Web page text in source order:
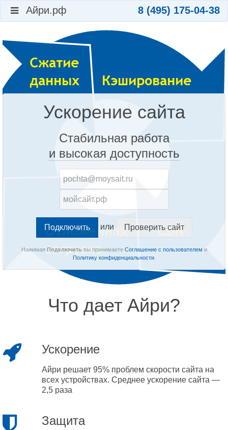
Айри.рф 8 (495) 175-04-38
Ускорение сайта
Стабильная работа
и высокая доступность
или Проверить сайт
Нажимая Подключитьвы принимаете Соглашение с пользователем и
Политику конфиденциальности.
Что дает Айри?
Ускорение
Айри решает 95% проблем скорости сайта на
всех устройствах. Среднее ускорение сайта —
2,5 раза
Защита